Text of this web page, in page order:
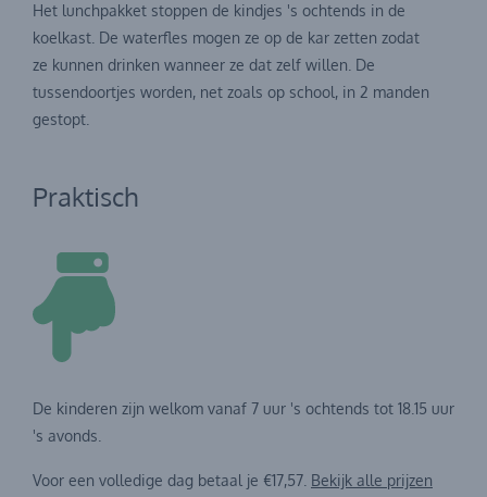
Praktisch
De kinderen zijn welkom vanaf 7 uur 's ochtends tot 18.15 uur
's avonds.
Voor een volledige dag betaal je €17,57. Bekijk alle prijzen
Het lunchpakket stoppen de kindjes 's ochtends in de
koelkast. De waterfles mogen ze op de kar zetten zodat
ze kunnen drinken wanneer ze dat zelf willen. De
tussendoortjes worden, net zoals op school, in 2 manden
gestopt.